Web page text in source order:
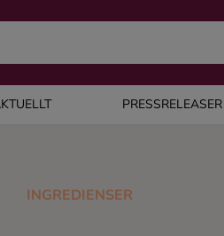
PRESSRELEASER
INGREDIENSER